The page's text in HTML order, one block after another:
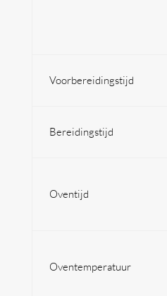
Voorbereidingstijd
Bereidingstijd
Oventijd
Oventemperatuur